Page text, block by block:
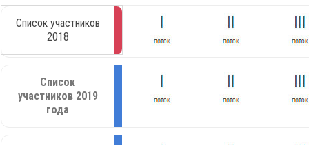
Список участников
2018
Список
участников 2019
года